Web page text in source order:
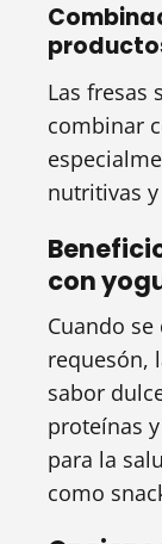
Las fresas
combinar
nutritivas
con
Cuando
requesón,
sabor
proteínas
para la
como